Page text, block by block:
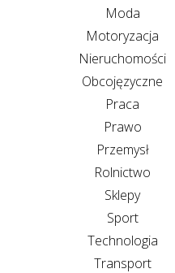
Moda
Motoryzacja
Nieruchomości
Obcojęzyczne
Praca
Prawo
Przemysł
Rolnictwo
Sklepy
Sport
Technologia
Transport